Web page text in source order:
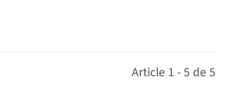
Article 1 - 5 de 5